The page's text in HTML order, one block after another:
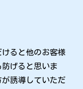
ると他のお客様
げると思いま
誘導していただ